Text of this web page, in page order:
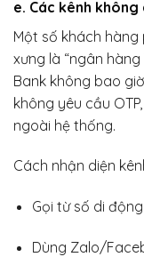
e. Các kênh
Một số khách hàng
xưng là “ngân hàng
Bank không bao
không yêu cầu
ngoài hệ thống.
Cách nhận diện
Gọi từ số di
Dùng Zalo/